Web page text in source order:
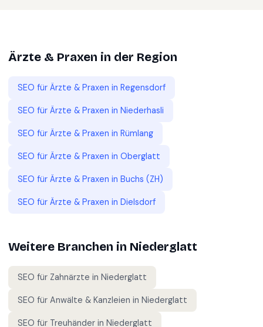
Ärzte & Praxen in der Region
SEO für Ärzte & Praxen in Regensdorf
SEO für Ärzte & Praxen in Niederhasli
SEO für Ärzte & Praxen in Rümlang
SEO für Ärzte & Praxen in Oberglatt
SEO für Ärzte & Praxen in Buchs (ZH)
SEO für Ärzte & Praxen in Dielsdorf
Weitere Branchen in Niederglatt
SEO für Zahnärzte in Niederglatt
SEO für Anwälte & Kanzleien in Niederglatt
SEO für Treuhänder in Niederglatt